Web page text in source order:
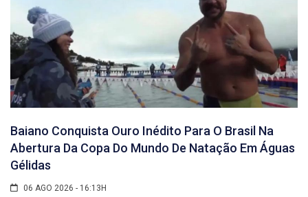
Baiano Conquista Ouro Inédito Para O Brasil Na
Abertura Da Copa Do Mundo De Natação Em Águas
Gélidas
06 AGO 2026 - 16:13H